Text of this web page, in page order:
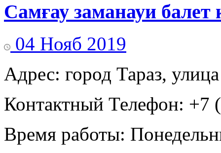
Самғау заманауи балет
04 Нояб 2019
Адрес: город Тараз,
Контактный Телефон: +7
Время работы: